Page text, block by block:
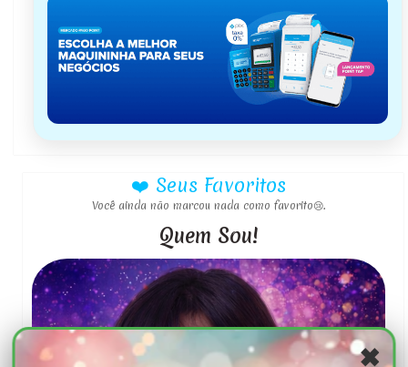
❤️ Seus Favoritos
Você ainda não marcou nada como favorito😢.
Quem Sou!
✖